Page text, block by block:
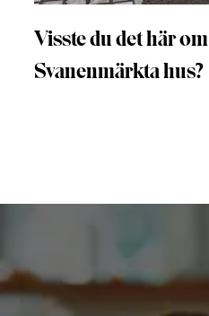
Visste du det här om
Svanenmärkta hus?